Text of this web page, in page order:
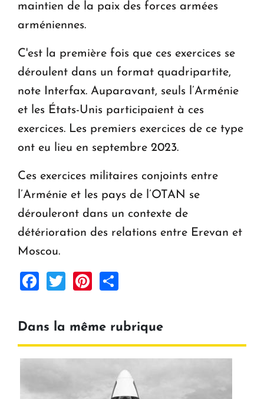
maintien de la paix des forces armées
arméniennes.
C'est la première fois que ces exercices se
déroulent dans un format quadripartite,
note Interfax. Auparavant, seuls l’Arménie
et les États-Unis participaient à ces
exercices. Les premiers exercices de ce type
ont eu lieu en septembre 2023.
Ces exercices militaires conjoints entre
l’Arménie et les pays de l’OTAN se
dérouleront dans un contexte de
détérioration des relations entre Erevan et
Moscou.
Facebook
TwitterPinterest
Dans la même rubrique